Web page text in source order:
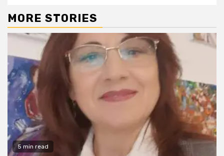
MORE STORIES
5 min read